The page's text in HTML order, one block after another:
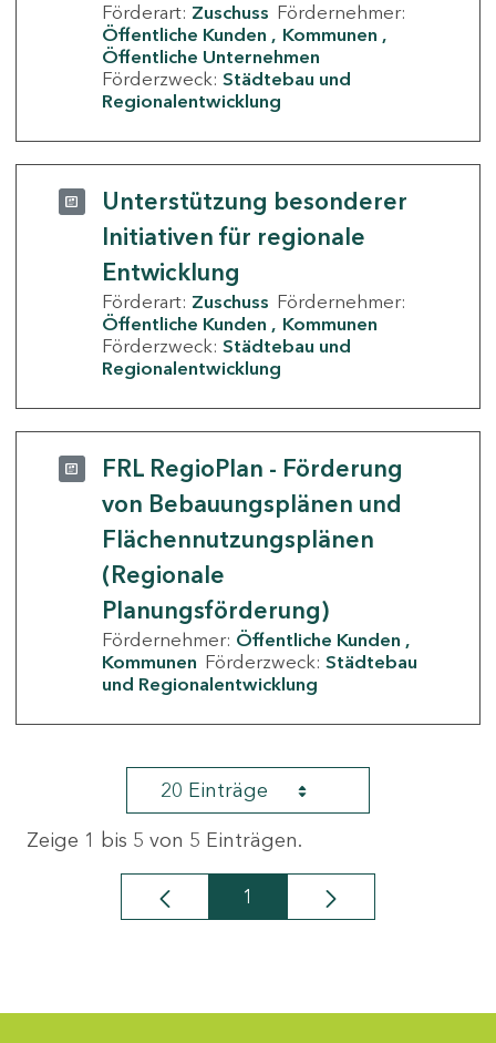
Förderart: Zuschuss Fördernehmer:
Öffentliche Kunden
Kommunen
Öffentliche Unternehmen
Förderzweck: Städtebau und
Regionalentwicklung
Unterstützung besonderer
Initiativen für regionale
Entwicklung
Förderart: Zuschuss Fördernehmer:
Öffentliche Kunden
Kommunen
Förderzweck: Städtebau und
Regionalentwicklung
FRL RegioPlan - Förderung
von Bebauungsplänen und
Flächennutzungsplänen
(Regionale
Planungsförderung)
Fördernehmer: Öffentliche Kunden
Kommunen Förderzweck: Städtebau
und Regionalentwicklung
20 Einträge
Zeige 1 bis 5 von 5 Einträgen.
Seite
1